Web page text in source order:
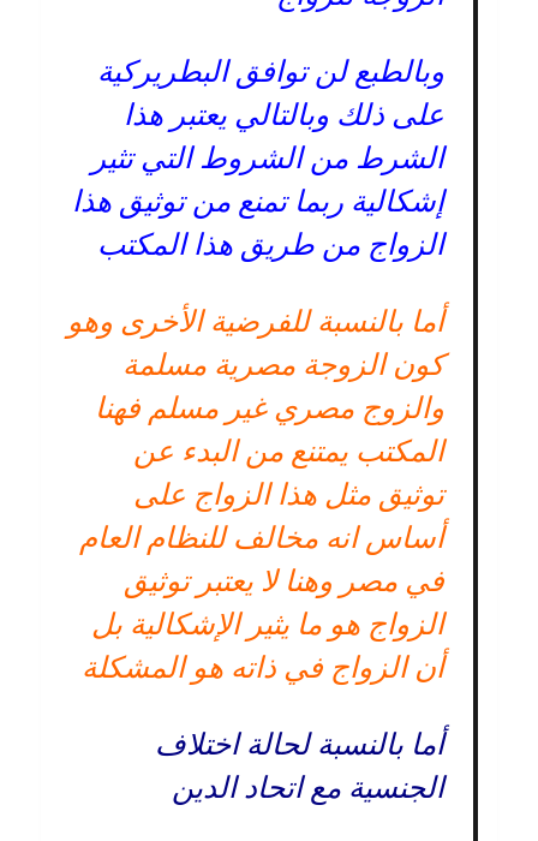
وبالطبع لن توافق البطريركية
على ذلك وبالتالي يعتبر هذا
الشرط من الشروط التي تثير
إشكالية ربما تمنع من توثيق هذا
الزواج من طريق هذا المكتب
أما بالنسبة للفرضية الأخرى وهو
كون الزوجة مصرية مسلمة
والزوج مصري غير مسلم فهنا
المكتب يمتنع من البدء عن
توثيق مثل هذا الزواج على
أساس انه مخالف للنظام العام
في مصر وهنا لا يعتبر توثيق
الزواج هو ما يثير الإشكالية بل
أن الزواج في ذاته هو المشكلة
أما بالنسبة لحالة اختلاف
الجنسية مع اتحاد الدين